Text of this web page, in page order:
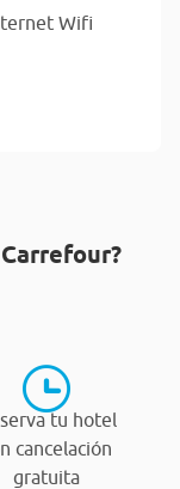
Wifi
tu hotel
cancelación
gratuita